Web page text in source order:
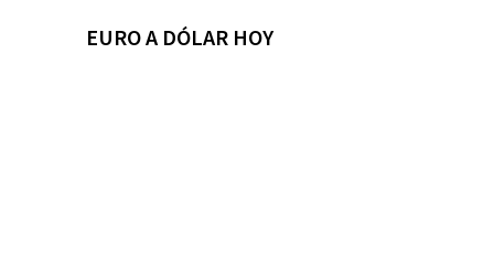
EURO A DÓLAR HOY